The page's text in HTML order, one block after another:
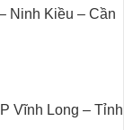
Ninh Kiều – Cần
Vĩnh Long – Tỉnh